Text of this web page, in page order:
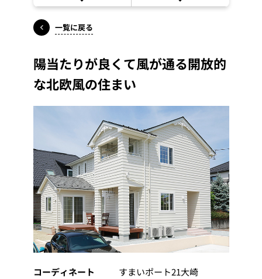
一覧に戻る
陽当たりが良くて風が通る開放的
な北欧風の住まい
コーディネート すまいポート21大崎